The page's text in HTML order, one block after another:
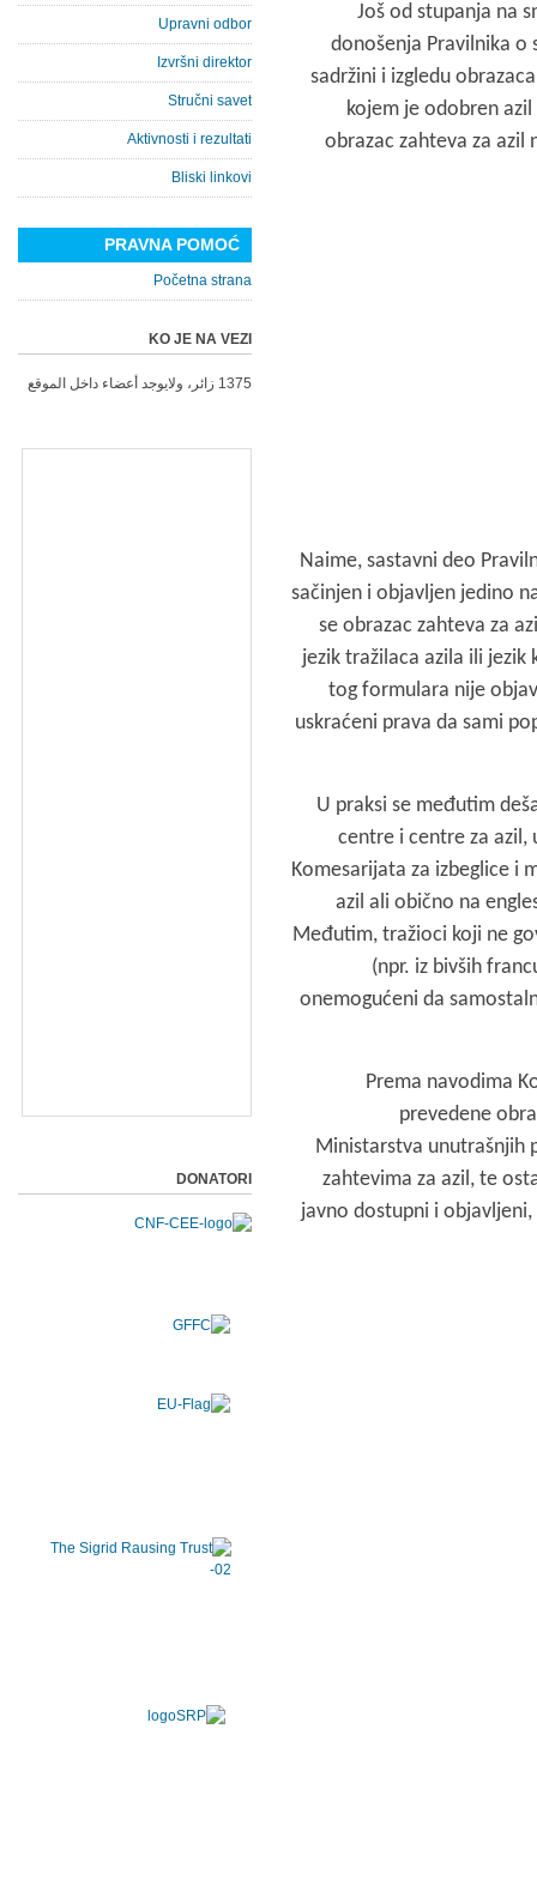
Još od stupanja na
donošenja Pravilnika o
sadržini i izgledu
kojem je odobren
obrazac zahteva za azil
Naime, sastavni deo
sačinjen i objavljen jedino
se obrazac zahteva za
jezik tražilaca azila ili jezik
tog formulara nije
uskraćeni prava da sami
U praksi se međutim
centre i centre za azil,
Komesarijata za izbeglice i
azil ali obično na
Međutim, tražioci koji ne
(npr. iz bivših
onemogućeni da
Prema navodima
prevedene
Ministarstva unutrašnjih
zahtevima za azil, te
javno dostupni i
Upravni odbor
Izvršni direktor
Stručni savet
Aktivnosti i rezultati
Bliski linkovi
PRAVNA POMOĆ
Početna strana
KO JE NA VEZI
1375 زائر، ولايوجد أعضاء داخل الموقع
DONATORI